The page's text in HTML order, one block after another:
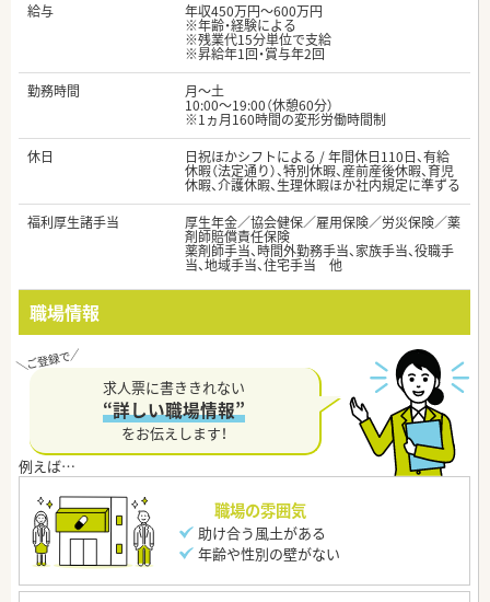
給与
年収450万円～600万円
※年齢・経験による
※残業代15分単位で支給
※昇給年1回・賞与年2回
勤務時間
月～土
10:00～19:00（休憩60分）
※1ヵ月160時間の変形労働時間制
休日
日祝ほかシフトによる / 年間休日110日、有給
休暇（法定通り）、特別休暇、産前産後休暇、育児
休暇、介護休暇、生理休暇ほか社内規定に準ずる
福利厚生諸手当
厚生年金／協会健保／雇用保険／労災保険／薬
剤師賠償責任保険
薬剤師手当、時間外勤務手当、家族手当、役職手
当、地域手当、住宅手当 他
職場情報
求人票に書ききれない
“詳しい職場情報”
をお伝えします！
職場の雰囲気
助け合う風土がある
年齢や性別の壁がない